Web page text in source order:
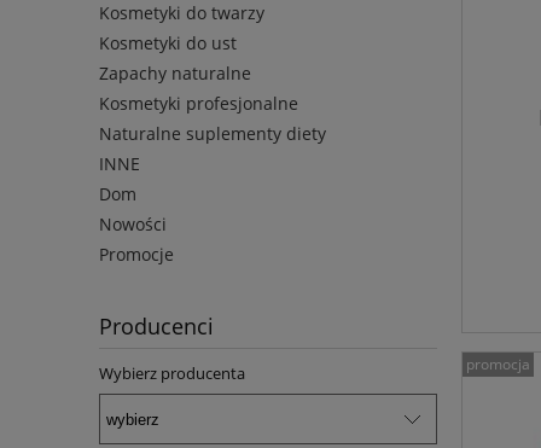
Kosmetyki do twarzy
Kosmetyki do ust
Zapachy naturalne
Kosmetyki profesjonalne
Naturalne suplementy diety
INNE
Dom
Nowości
Promocje
Producenci
Wybierz producenta promocja